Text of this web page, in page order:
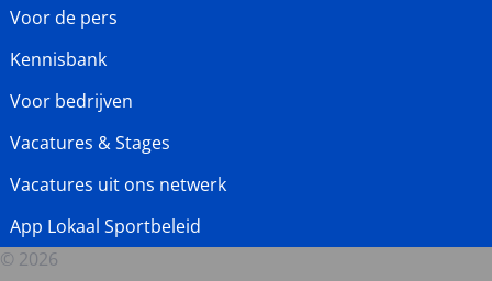
Voor de pers
Kennisbank
Voor bedrijven
Vacatures & Stages
Vacatures uit ons netwerk
App Lokaal Sportbeleid
© 2026